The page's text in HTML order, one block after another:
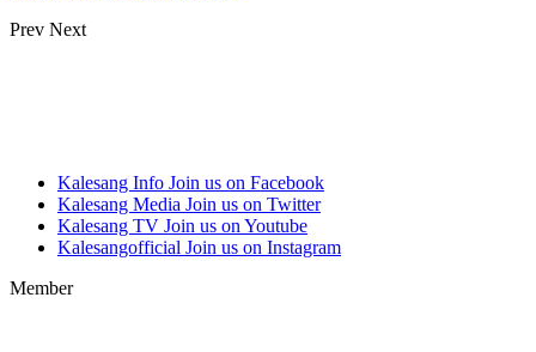
Prev Next
Kalesang Info Join us on Facebook
Kalesang Media Join us on Twitter
Kalesang TV Join us on Youtube
Kalesangofficial Join us on Instagram
Member